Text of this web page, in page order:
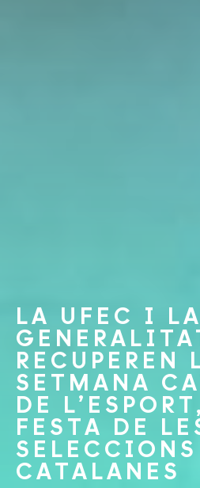
LA UFEC I LA
RECUPEREN
SETMANA
DE
FESTA DE
SELECCIONS
CATALANES